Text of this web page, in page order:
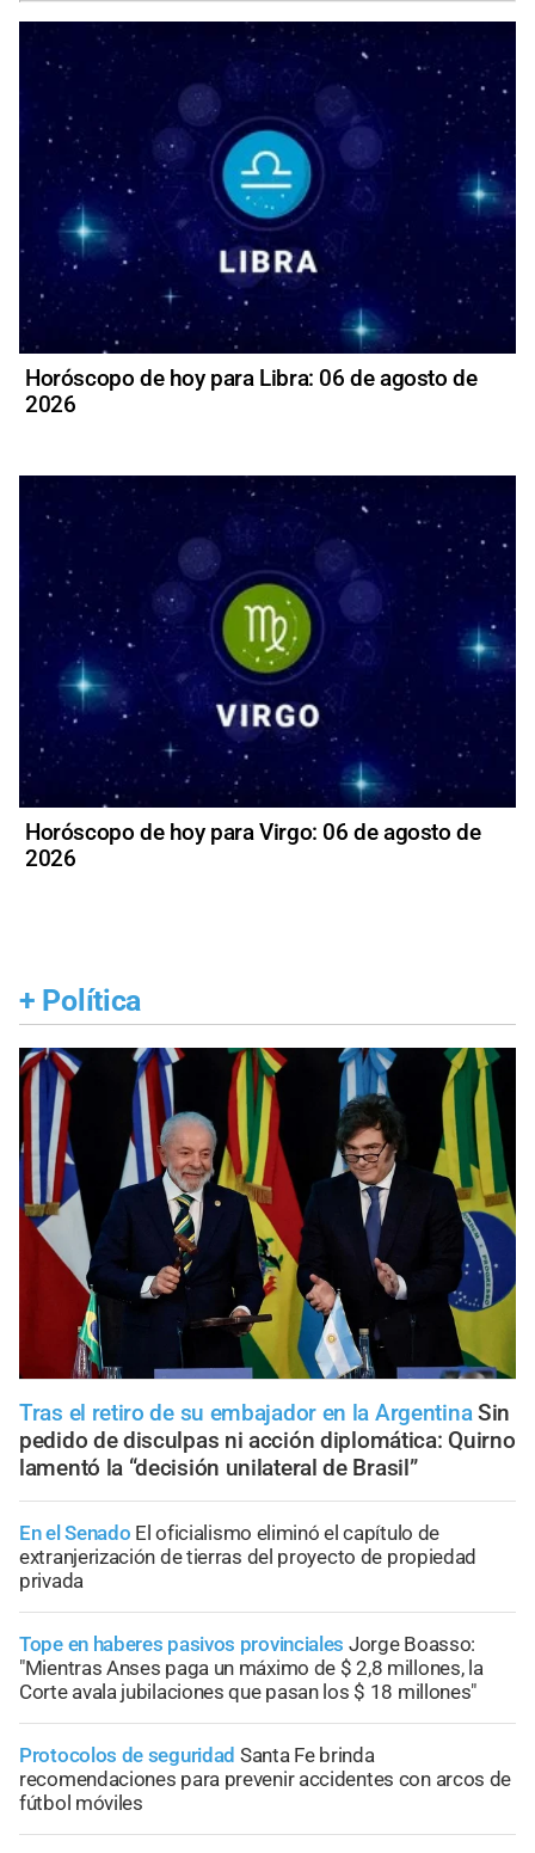
Horóscopo de hoy para Libra: 06 de agosto de
2026
Horóscopo de hoy para Virgo: 06 de agosto de
2026
+ Política
Tras el retiro de su embajador en la Argentina Sin
pedido de disculpas ni acción diplomática: Quirno
lamentó la “decisión unilateral de Brasil”
En el Senado El oficialismo eliminó el capítulo de
extranjerización de tierras del proyecto de propiedad
privada
Tope en haberes pasivos provinciales Jorge Boasso:
"Mientras Anses paga un máximo de $ 2,8 millones, la
Corte avala jubilaciones que pasan los $ 18 millones"
Protocolos de seguridad Santa Fe brinda
recomendaciones para prevenir accidentes con arcos de
fútbol móviles